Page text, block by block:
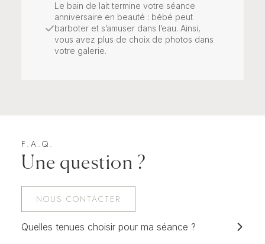
Le bain de lait termine votre séance
anniversaire en beauté : bébé peut
barboter et s’amuser dans l’eau. Ainsi,
vous avez plus de choix de photos dans
votre galerie.
F.A.Q.
Une question ?
NOUS CONTACTER
Quelles tenues choisir pour ma séance ?